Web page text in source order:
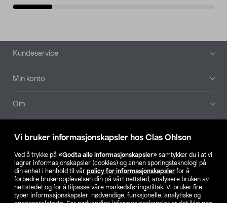
Vi bruker informasjonskapsler hos Clas Ohlson
Ved å trykke på «Godta alle informasjonskapsler» samtykker du i at vi
lagrer informasjonskapsler (cookies) og annen sporingsteknologi på
din enhet i henhold til vår policy for informasjonskapsler for å
forbedre brukeropplevelsen din på vårt nettsted, analysere bruken av
nettstedet og for å tilpasse våre markedsføringstiltak. Vi bruker fire
typer informasjonskapsler: nødvendige, funksjonelle, analytiske og
Bunntekst
Kundeservice
Min konto
Om
Våre selskaper
Finn din butikk